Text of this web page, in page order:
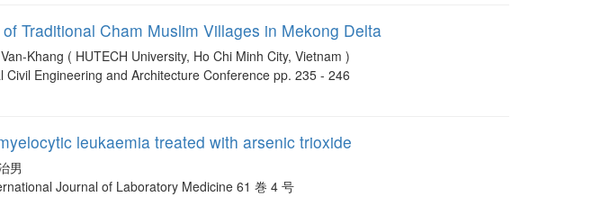
Traditional Cham Muslim Villages in Mekong Delta
Khang ( HUTECH University, Ho Chi Minh City, Vietnam )
Engineering and Architecture Conference pp. 235 - 246
leukaemia treated with arsenic trioxide
男
Journal of Laboratory Medicine 61 巻 4 号